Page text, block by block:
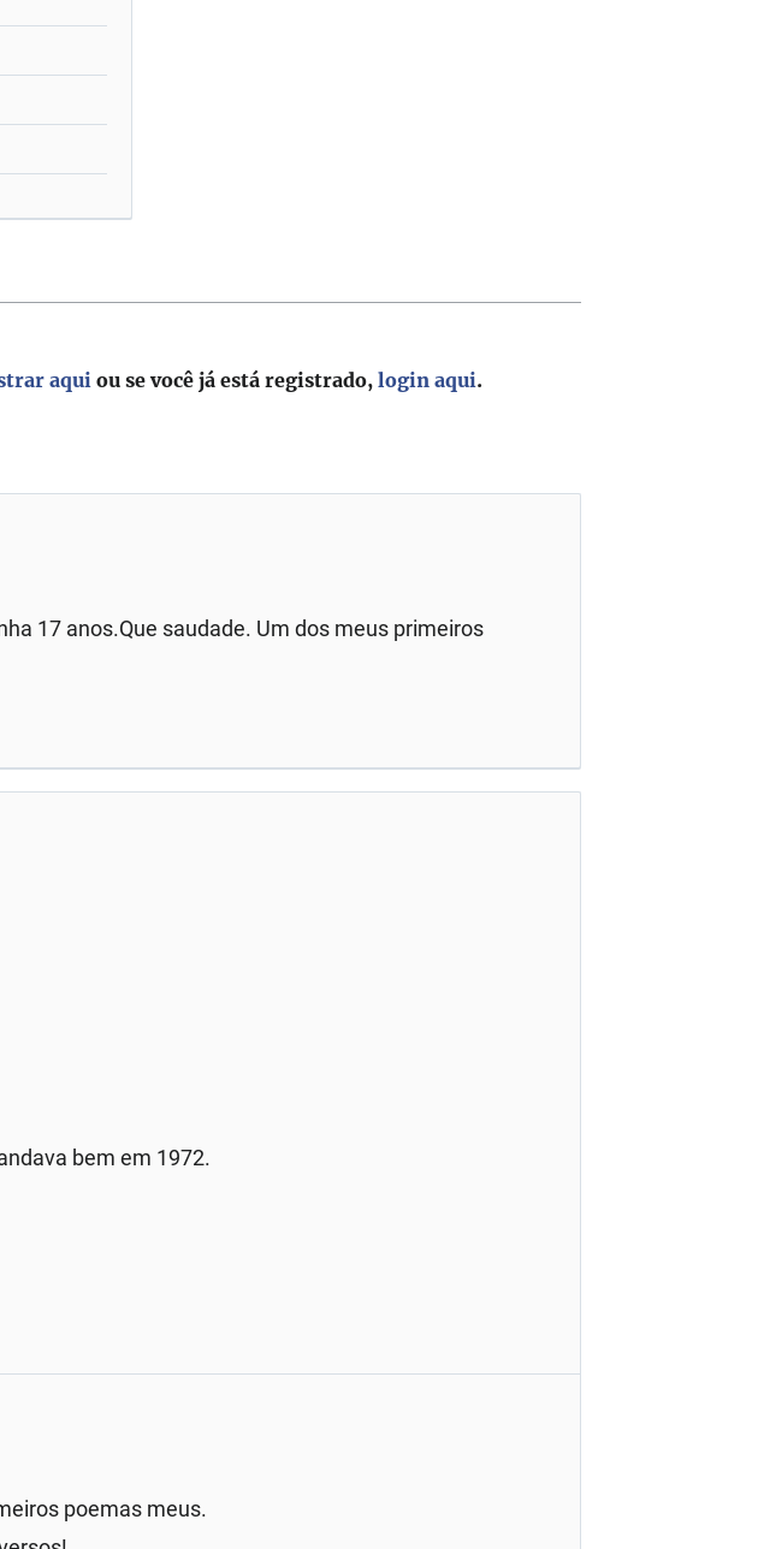
17 anos.Que saudade. Um dos meus primeiros
bem em 1972.
poemas meus.
aquiou se você já está registrado,login aqui.